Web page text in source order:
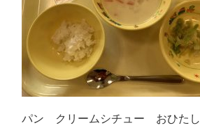
パン クリームシチュー おひたし